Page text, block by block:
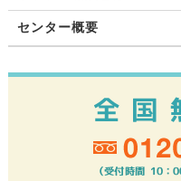
センター概要